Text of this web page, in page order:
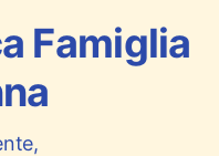
Famiglia